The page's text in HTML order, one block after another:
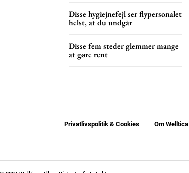
Disse hygiejnefejl ser flypersonalet
helst, at du undgår
Disse fem steder glemmer mange
at gøre rent
Privatlivspolitik & Cookies Om Welltica